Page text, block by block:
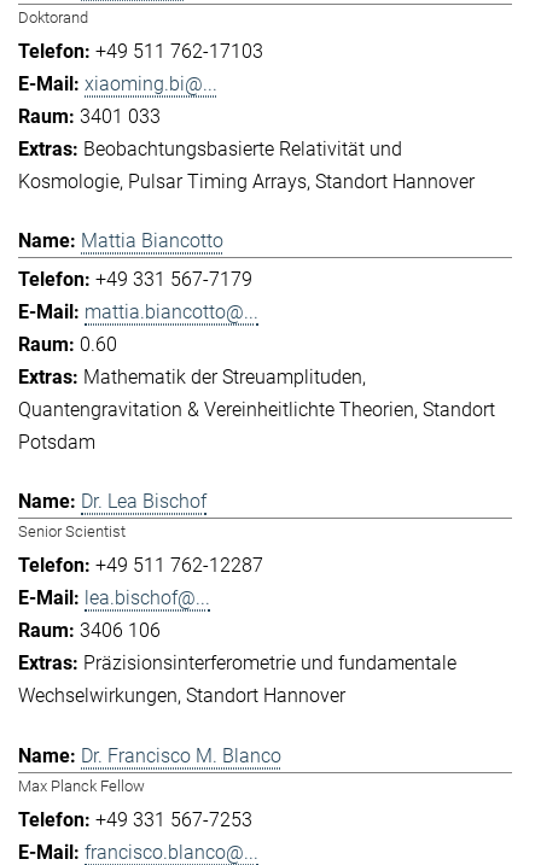
Doktorand
+49 511 762-17103
xiaoming.bi@...
3401 033
Beobachtungsbasierte Relativität und
Kosmologie Pulsar Timing Arrays Standort Hannover
Mattia Biancotto
+49 331 567-7179
mattia.biancotto@...
0.60
Mathematik der Streuamplituden
Quantengravitation & Vereinheitlichte Theorien Standort
Potsdam
Dr. Lea Bischof
Senior Scientist
+49 511 762-12287
lea.bischof@...
3406 106
Präzisionsinterferometrie und fundamentale
Wechselwirkungen Standort Hannover
Dr. Francisco M. Blanco
Max Planck Fellow
+49 331 567-7253
francisco.blanco@...